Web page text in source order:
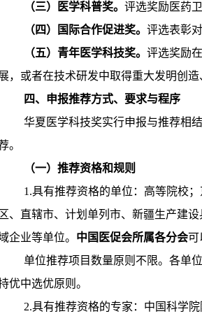
（三）医学科普奖。评选奖励医药
（四）国际合作促进奖。评选表彰
（五）青年医学科技奖。评选奖励
，或者在技术研发中取得重大发明创
四、申报推荐方式、要求与程序
华夏医学科技奖实行申报与推荐相
。
（一）推荐资格和规则
1.具有推荐资格的单位：高等院校
区、直辖市、计划单列市、新疆生产建
企业等单位。 中国医促会所属各分会可
单位推荐项目数量原则不限。各单
优中选优原则。
2.具有推荐资格的专家：中国科学